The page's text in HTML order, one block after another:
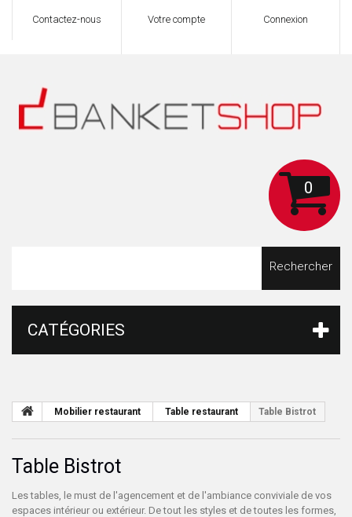
Connexion
Votre compte
Contactez-nous
0
Rechercher
CATÉGORIES
Mobilier restaurant Table restaurant Table Bistrot
Table Bistrot
Les tables, le must de l'agencement et de l'ambiance conviviale de vos
espaces intérieur ou extérieur. De tout les styles et de toutes les formes,